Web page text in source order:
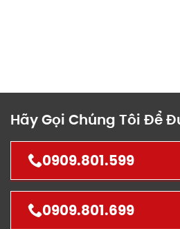
Hãy Gọi Chúng Tôi Để
0909.801.599
0909.801.699